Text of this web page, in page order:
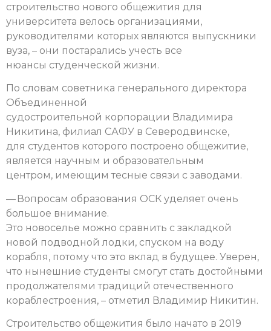
строительство нового общежития для
университета велось организациями,
руководителями которых являются выпускники
вуза, – они постарались учесть все
нюансы студенческой жизни.
По словам советника генерального директора
Объединенной
судостроительной корпорации Владимира
Никитина, филиал САФУ в Северодвинске,
для студентов которого построено общежитие,
является научным и образовательным
центром, имеющим тесные связи с заводами.
— Вопросам образования ОСК уделяет очень
большое внимание.
Это новоселье можно сравнить с закладкой
новой подводной лодки, спуском на воду
корабля, потому что это вклад в будущее. Уверен,
что нынешние студенты смогут стать достойными
продолжателями традиций отечественного
кораблестроения, – отметил Владимир Никитин.
Строительство общежития было начато в 2019